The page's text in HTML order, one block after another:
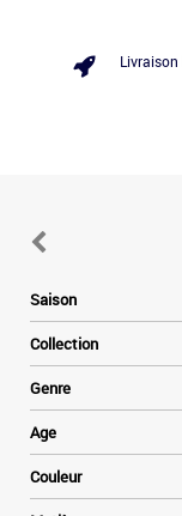
Livraison
Saison
Collection
Genre
Age
Couleur